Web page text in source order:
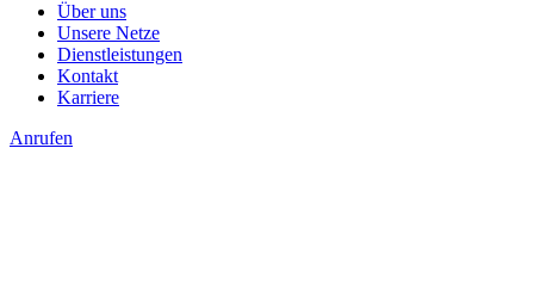
Über uns
Unsere Netze
Dienstleistungen
Kontakt
Karriere
Anrufen